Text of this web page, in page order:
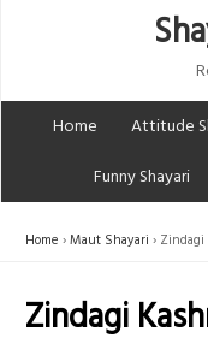
Home
Attitude
Funny Shayari
Home Maut Shayari Zindagi
Zindagi